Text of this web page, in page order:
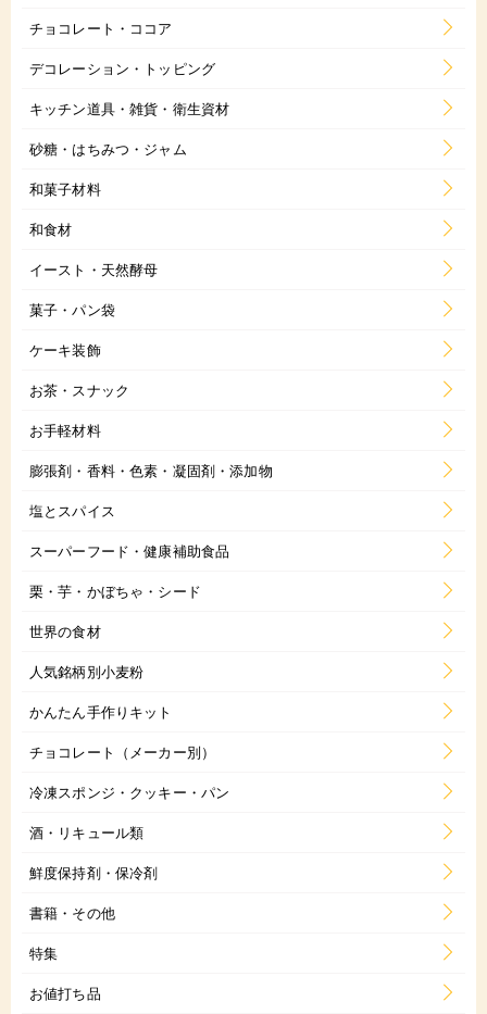
チョコレート・ココア
デコレーション・トッピング
キッチン道具・雑貨・衛生資材
砂糖・はちみつ・ジャム
和菓子材料
和食材
イースト・天然酵母
菓子・パン袋
ケーキ装飾
お茶・スナック
お手軽材料
膨張剤・香料・色素・凝固剤・添加物
塩とスパイス
スーパーフード・健康補助食品
栗・芋・かぼちゃ・シード
世界の食材
人気銘柄別小麦粉
かんたん手作りキット
チョコレート（メーカー別）
冷凍スポンジ・クッキー・パン
酒・リキュール類
鮮度保持剤・保冷剤
書籍・その他
特集
お値打ち品